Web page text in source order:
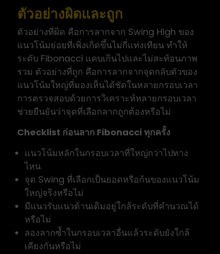
ตัวอย่างผิดและถูก
ตัวอย่างที่ผิด คือการลากจาก Swing High ของ
แนวโน้มย่อยที่เพิ่งเกิดขึ้นไม่กี่แท่งเทียน ทำให้
ระดับ Fibonacci แคบเกินไปและไม่สะท้อนภาพ
รวม ตัวอย่างที่ถูก คือการลากจากจุดกลับตัวของ
แนวโน้มใหญ่ที่มองเห็นได้ชัดในหลายกรอบเวลา
การตรวจสอบด้วยการวิเคราะห์หลายกรอบเวลา
ช่วยยืนยันว่าจุดที่เลือกลากถูกต้องหรือไม่
Checklist ก่อนลาก Fibonacci ทุกครั้ง
แนวโน้มหลักในกรอบเวลาที่ใหญ่กว่าไปทาง
ไหน
จุด Swing ที่เลือกเป็นยอดหรือก้นของแนวโน้ม
ใหญ่จริงหรือไม่
มีแนวรับแนวต้านเดิมอยู่ใกล้ระดับที่คำนวณได้
หรือไม่
ลองลากซ้ำในกรอบเวลาอื่นแล้วระดับยังใกล้
เคียงกันหรือไม่